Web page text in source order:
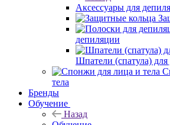
Аксессуары для
депиляции
Шпатели (спатула)
тела
Бренды
Обучение
Назад